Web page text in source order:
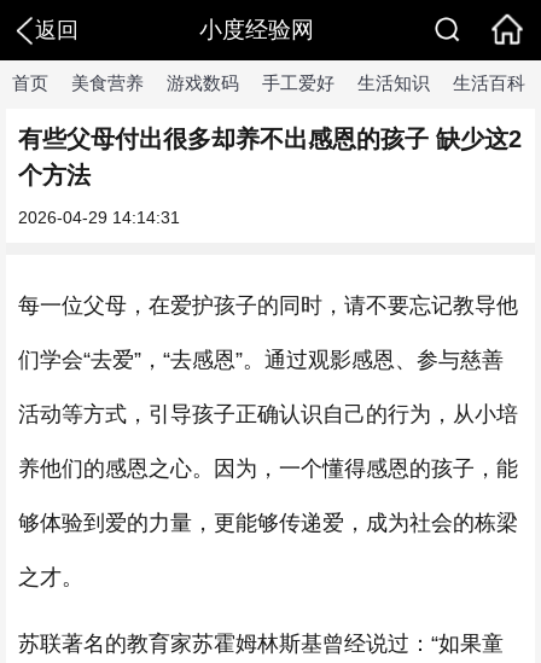
返回 小度经验网
首页 美食营养 游戏数码 手工爱好 生活知识 生活百科
有些父母付出很多却养不出感恩的孩子 缺少这2
个方法
2026-04-29 14:14:31
每一位父母，在爱护孩子的同时，请不要忘记教导他
们学会“去爱” ，“去感恩”。通过观影感恩、参与慈善
活动等方式，引导孩子正确认识自己的行为，从小培
养他们的感恩之心。因为，一个懂得感恩的孩子，能
够体验到爱的力量，更能够传递爱，成为社会的栋梁
之才。
苏联著名的教育家苏霍姆林斯基曾经说过：“如果童